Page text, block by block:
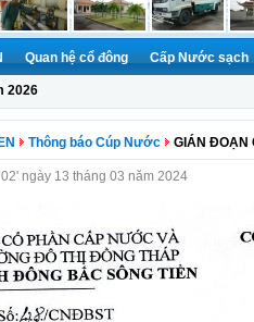
Quan hệ cổ đông Cấp Nước sạch
2026
Thông báo Cúp Nước GIÁN ĐOẠN
02' ngày 13 tháng 03 năm 2024